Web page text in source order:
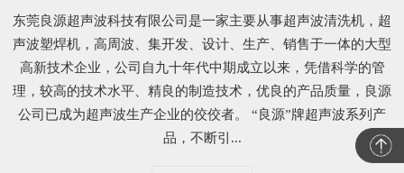
东莞良源超声波科技有限公司是一家主要从事超声波清洗机，超
声波塑焊机，高周波、集开发、设计、生产、销售于一体的大型
高新技术企业，公司自九十年代中期成立以来，凭借科学的管
理，较高的技术水平、精良的制造技术，优良的产品质量，良源
公司已成为超声波生产企业的佼佼者。 “良源”牌超声波系列产
品，不断引...